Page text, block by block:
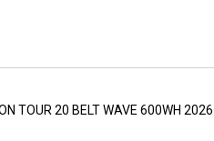
TOUR 20 BELT WAVE 600WH 2026